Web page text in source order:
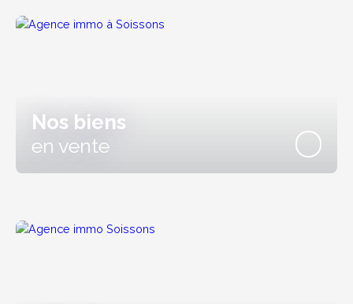
Nos biens
en vente